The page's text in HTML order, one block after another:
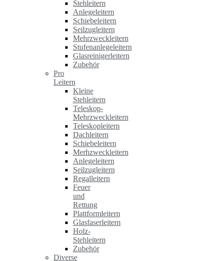
Stehleitern
Anlegeleitern
Schiebeleitern
Seilzugleitern
Mehrzweckleitern
Stufenanlegeleitern
Glasreinigerleitern
Zubehör
Pro
Leitern
Kleine
Stehleitern
Teleskop-
Mehrzweckleitern
Teleskopleitern
Dachleitern
Schiebeleitern
Merhzweckleitern
Anlegeleitern
Seilzugleitern
Regalleitern
Feuer
und
Rettung
Plattformleitern
Glasfaserleitern
Holz-
Stehleitern
Zubehör
Diverse